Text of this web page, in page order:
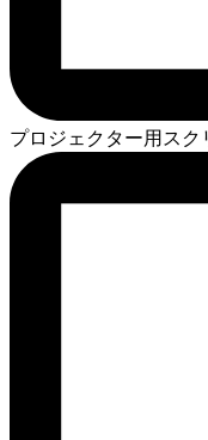
プロジェクター用スク